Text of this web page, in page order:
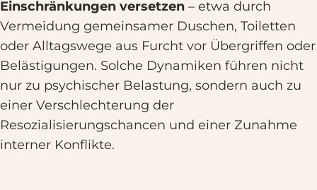
Einschränkungen versetzen – etwa durch
Vermeidung gemeinsamer Duschen, Toiletten
oder Alltagswege aus Furcht vor Übergriffen oder
Belästigungen. Solche Dynamiken führen nicht
nur zu psychischer Belastung, sondern auch zu
einer Verschlechterung der
Resozialisierungschancen und einer Zunahme
interner Konflikte.